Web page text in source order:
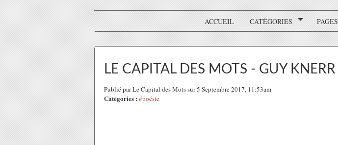
ACCUEIL CATÉGORIES PAGES
LE CAPITAL DES MOTS - GUY KNERR
Publié par Le Capital des Mots sur 5 Septembre 2017, 11:53am
Catégories : #poésie